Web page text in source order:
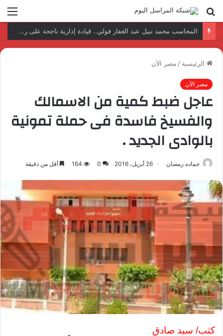
بحث
عن
نتائج إيجابية بعد زيارة وفد الجامعة المصرية النتائج إيجابية بعد زيارة وفد الجامعة المصرية الروسية لمصنع الإلكترونياتروسية لمصنع الإلكترونيات
الرئيسية / مصر الآن
مصر الآن
عاجل ضبط كمية من الاسمالك
والفسيخ فاسدة فى حملة تمونية
بالوادى الجديد .
حماده رمضان 26 أبريل، 2016 0
164 أقل من دقيقة
كتب/ سيد صادق